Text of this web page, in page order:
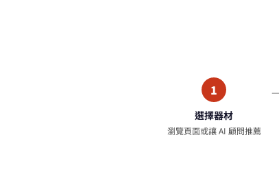
1
選擇器材
瀏覽頁面或讓 AI 顧問推薦